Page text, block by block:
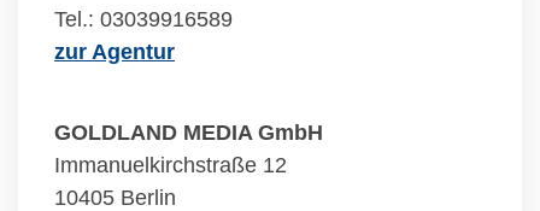
Tel.: 03039916589
zur Agentur
GOLDLAND MEDIA GmbH
Immanuelkirchstraße 12
10405 Berlin